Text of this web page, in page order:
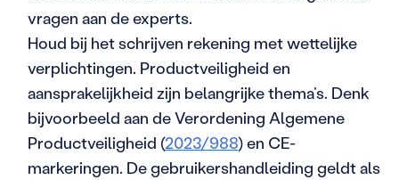
vragen aan de experts.
Houd bij het schrijven rekening met wettelijke
verplichtingen. Productveiligheid en
aansprakelijkheid zijn belangrijke thema’s. Denk
bijvoorbeeld aan de Verordening Algemene
Productveiligheid (2023/988) en CE-
markeringen. De gebruikershandleiding geldt als